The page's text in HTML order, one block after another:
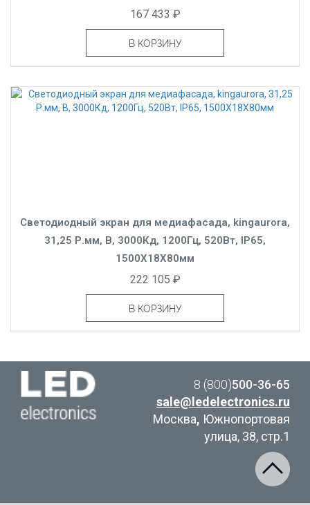
167 433 ₽
В КОРЗИНУ
Светодиодный экран для медиафасада, kingaurora,
31,25 Р.мм, B, 3000Кд, 1200Гц, 520Вт, IP65,
1500X18X80мм
222 105 ₽
В КОРЗИНУ
8 (800)500-36-65
sale@ledelectronics.ru
Москва, Южнопортовая
улица, 38, стр.1